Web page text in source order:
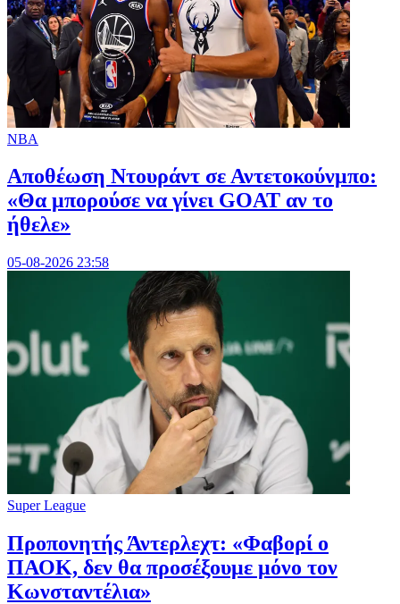
NBA
Αποθέωση Ντουράντ σε Αντετοκούνμπο:
«Θα μπορούσε να γίνει GOAT αν το
ήθελε»
05-08-2026 23:58
Super League
Προπονητής Άντερλεχτ: «Φαβορί ο
ΠΑΟΚ, δεν θα προσέξουμε μόνο τον
Κωνσταντέλια»